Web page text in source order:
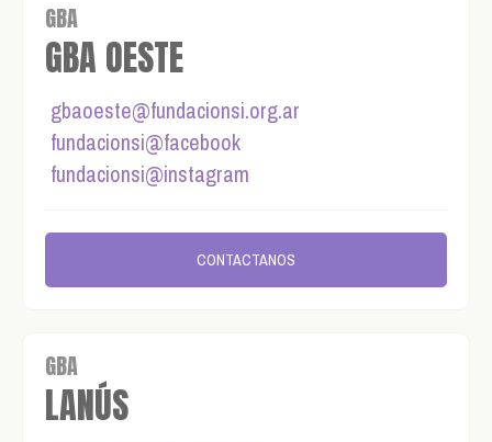
GBA
GBA OESTE
gbaoeste@fundacionsi.org.ar
fundacionsi@facebook
fundacionsi@instagram
CONTACTANOS
GBA
LANÚS